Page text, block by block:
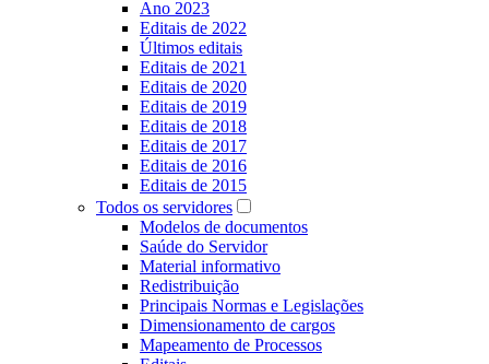
Ano 2023
Editais de 2022
Últimos editais
Editais de 2021
Editais de 2020
Editais de 2019
Editais de 2018
Editais de 2017
Editais de 2016
Editais de 2015
Todos os servidores
Modelos de documentos
Saúde do Servidor
Material informativo
Redistribuição
Principais Normas e Legislações
Dimensionamento de cargos
Mapeamento de Processos